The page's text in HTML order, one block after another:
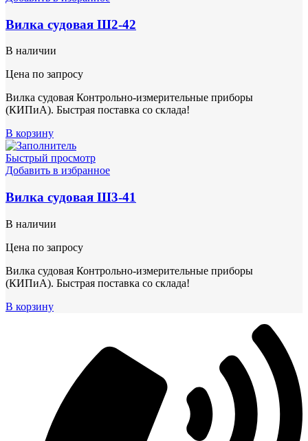
Вилка судовая Ш2-42
В наличии
Цена по запросу
Вилка судовая Контрольно-измерительные приборы
(КИПиА). Быстрая поставка со склада!
В корзину
Быстрый просмотр
Добавить в избранное
Вилка судовая Ш3-41
В наличии
Цена по запросу
Вилка судовая Контрольно-измерительные приборы
(КИПиА). Быстрая поставка со склада!
В корзину